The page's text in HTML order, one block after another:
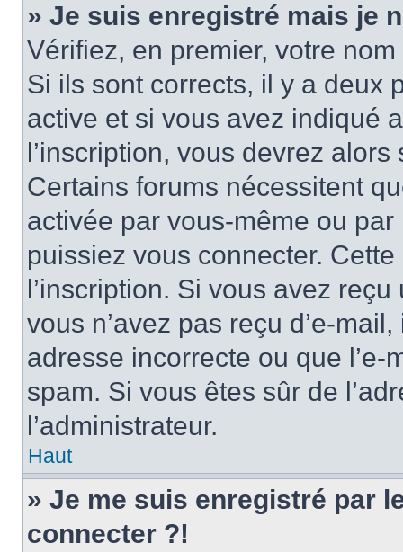
» Je suis enregistré mais je
Vérifiez, en premier, votre
Si ils sont corrects, il y a deux
active et si vous avez indiqué
l’inscription, vous devrez
Certains forums nécessitent
activée par vous-même ou
puissiez vous connecter.
l’inscription. Si vous avez
vous n’avez pas reçu d’e-
adresse incorrecte ou que
spam. Si vous êtes sûr de
l’administrateur.
Haut
» Je me suis enregistré par
connecter ?!